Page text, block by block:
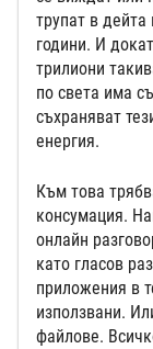
трупат в
години. И
трилиони
по света има
съхраняват
енергия.
Към това
консумация.
онлайн
като гласов
приложения в
използвани.
файлове.